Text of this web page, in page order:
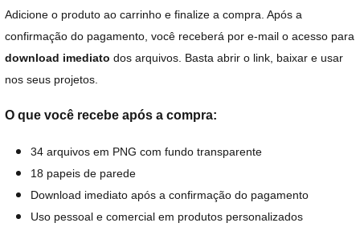
Adicione o produto ao carrinho e finalize a compra. Após a
confirmação do pagamento, você receberá por e-mail o acesso para
download imediato dos arquivos. Basta abrir o link, baixar e usar
nos seus projetos.
O que você recebe após a compra:
34 arquivos em PNG com fundo transparente
18 papeis de parede
Download imediato após a confirmação do pagamento
Uso pessoal e comercial em produtos personalizados